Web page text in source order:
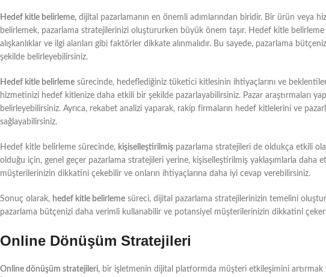
Hedef kitle belirleme, dijital pazarlamanın en önemli adımlarından biridir. Bir ürün veya
belirlemek, pazarlama stratejilerinizi oluştururken büyük önem taşır. Hedef kitle
alışkanlıklar ve ilgi alanları gibi faktörler dikkate alınmalıdır. Bu sayede, pazarlama
şekilde belirleyebilirsiniz.
Hedef kitle belirleme sürecinde, hedeflediğiniz tüketici kitlesinin ihtiyaçlarını ve
hizmetinizi hedef kitlenize daha etkili bir şekilde pazarlayabilirsiniz. Pazar araştırmaları
belirleyebilirsiniz. Ayrıca, rekabet analizi yaparak, rakip firmaların hedef kitlelerini ve
sağlayabilirsiniz.
Hedef kitle belirleme sürecinde, kişiselleştirilmiş pazarlama stratejileri de oldukça etkili
olduğu için, genel geçer pazarlama stratejileri yerine, kişiselleştirilmiş yaklaşımlarla daha
müşterilerinizin dikkatini çekebilir ve onların ihtiyaçlarına daha iyi cevap verebilirsiniz.
Sonuç olarak, hedef kitle belirleme süreci, dijital pazarlama stratejilerinizin temelini
pazarlama bütçenizi daha verimli kullanabilir ve potansiyel müşterilerinizin dikkatini
Online Dönüşüm Stratejileri
Online dönüşüm stratejileri, bir işletmenin dijital platformda müşteri etkileşimini artırmak